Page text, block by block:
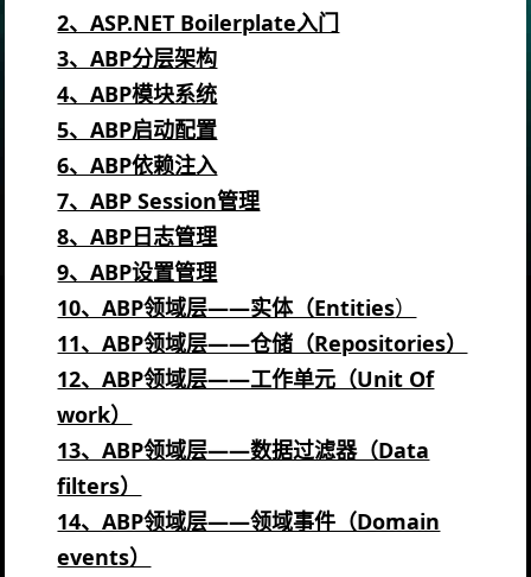
2、ASP.NET Boilerplate入门
3、ABP分层架构
4、ABP模块系统
5、ABP启动配置
6、ABP依赖注入
7、ABP Session管理
8、ABP日志管理
9、ABP设置管理
10、ABP领域层——实体（Entities）
11、ABP领域层——仓储（Repositories）
12、ABP领域层——工作单元（Unit Of
work）
13、ABP领域层——数据过滤器（Data
filters）
14、ABP领域层——领域事件（Domain
events）